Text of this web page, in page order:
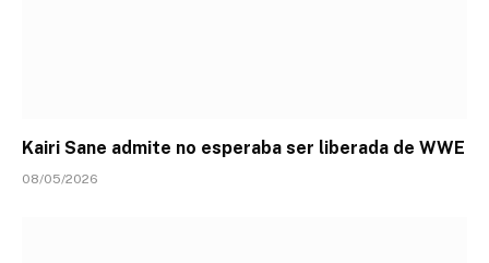
Kairi Sane admite no esperaba ser liberada de WWE
08/05/2026